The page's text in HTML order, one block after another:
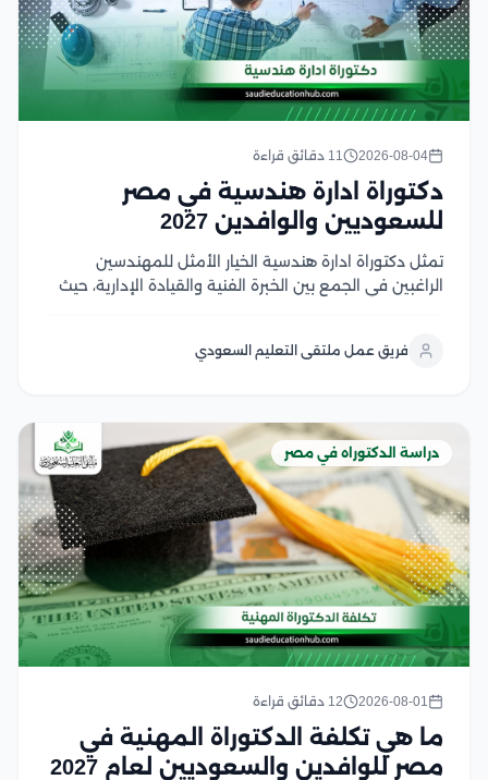
2026-08-04 11 دقائق قراءة
دكتوراة ادارة هندسية في مصر
للسعوديين والوافدين 2027
تمثل دكتوراة ادارة هندسية الخيار الأمثل للمهندسين
الراغبين في الجمع بين الخبرة الفنية والقيادة الإدارية، حيث
سوق العمل السعودي والخليجي وفي هذا المقال سوف
فريق عمل ملتقى التعليم السعودي
دراسة الدكتوراه في مصر
2026-08-01 12 دقائق قراءة
ما هي تكلفة الدكتوراة المهنية في
مصر للوافدين والسعوديين لعام 2027